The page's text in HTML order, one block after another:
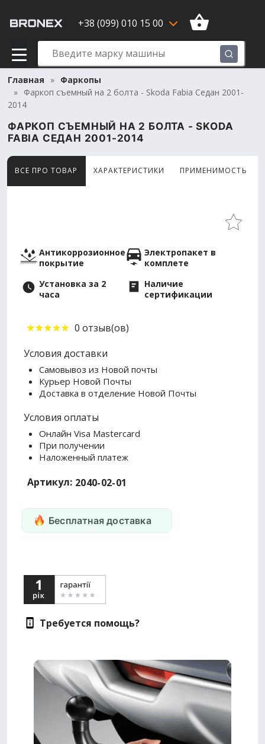
+38 (099) 010 15 00
Главная
Фаркопы
Фаркоп съемный на 2 болта - Skoda Fabia Седан 2001-
2014
ФАРКОП СЪЕМНЫЙ НА 2 БОЛТА - SKODA
FABIA СЕДАН 2001-2014
ВСЕ ПРО ТОВАР ХАРАКТЕРИСТИКИ ПРИМЕНИМОСТЬ
Товар просматривают сейчас 7 человек
Антикоррозионное
покрытие
Электропакет в
комплете
Установка за 2
часа
Наличие
сертификации
0 отзыв(ов)
Условия доставки
Самовывоз из Новой почты
Курьер Новой Почты
Доставка в отделение Новой Почты
Условия оплаты
Онлайн Visa Mastercard
При получении
Наложенный платеж
Артикул: 2040-02-01
Бесплатная доставка
Требуется помощь?